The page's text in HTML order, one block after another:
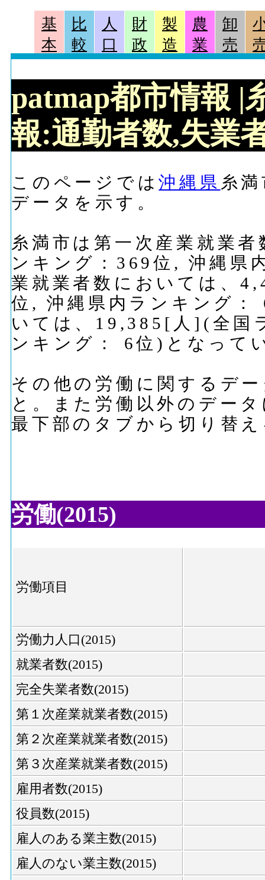
基
本
比
較
人
口
財
政
製
造
農
業
卸
売
patmap都市情報 |
報:通勤者数,失業
このページでは沖縄県 糸
データを示す。
糸満市は第一次産業就業
ンキング：369位, 沖縄県
業就業者数においては、
位, 沖縄県内ランキング：
いては、19,385[人](全国
ンキング： 6位)となって
その他の労働に関するデ
と。また労働以外のデー
最下部のタブから切り替
労働(2015)
労働項目
労働力人口(2015)
就業者数(2015)
完全失業者数(2015)
第１次産業就業者数(2015)
第２次産業就業者数(2015)
第３次産業就業者数(2015)
雇用者数(2015)
役員数(2015)
雇人のある業主数(2015)
雇人のない業主数(2015)